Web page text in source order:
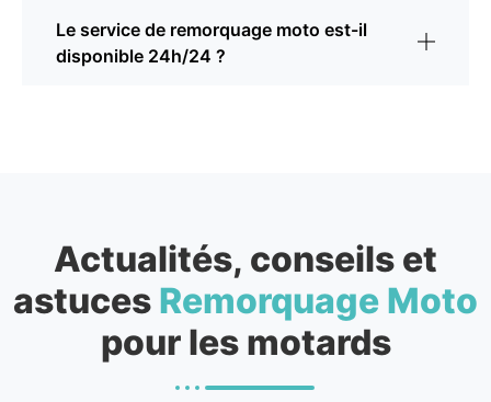
Le service de remorquage moto est-il
disponible 24h/24 ?
Actualités, conseils et
astuces Remorquage Moto
pour les motards